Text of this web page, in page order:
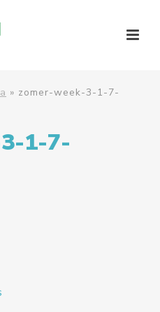
» zomer-week-3-1-7-
1-7-